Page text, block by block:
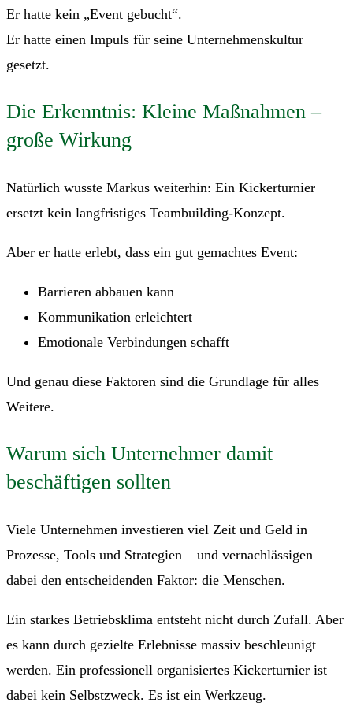
Er hatte kein „Event gebucht“.
Er hatte einen Impuls für seine Unternehmenskultur
gesetzt.
Die Erkenntnis: Kleine Maßnahmen –
große Wirkung
Natürlich wusste Markus weiterhin: Ein Kickerturnier
ersetzt kein langfristiges Teambuilding-Konzept.
Aber er hatte erlebt, dass ein gut gemachtes Event:
Barrieren abbauen kann
Kommunikation erleichtert
Emotionale Verbindungen schafft
Und genau diese Faktoren sind die Grundlage für alles
Weitere.
Warum sich Unternehmer damit
beschäftigen sollten
Viele Unternehmen investieren viel Zeit und Geld in
Prozesse, Tools und Strategien – und vernachlässigen
dabei den entscheidenden Faktor: die Menschen.
Ein starkes Betriebsklima entsteht nicht durch Zufall. Aber
es kann durch gezielte Erlebnisse massiv beschleunigt
werden. Ein professionell organisiertes Kickerturnier ist
dabei kein Selbstzweck. Es ist ein Werkzeug.